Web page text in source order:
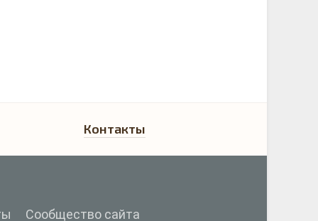
Контакты
Сообщество сайта